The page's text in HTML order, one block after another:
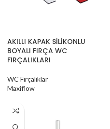
AKILLI KAPAK SİLİKONLU
BOYALI FIRÇA WC
FIRÇALIKLARI
WC Fırçalıklar
Maxiflow